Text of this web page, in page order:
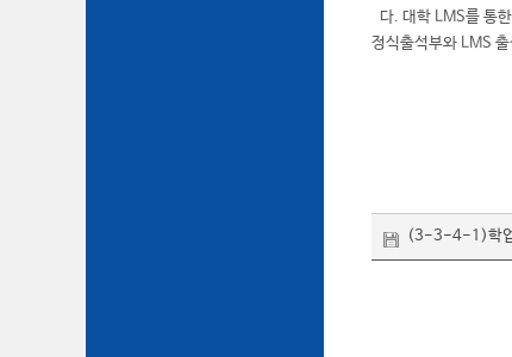
다. 대학 LMS를 통
정식출석부와 LMS
(3-3-4-1)학업